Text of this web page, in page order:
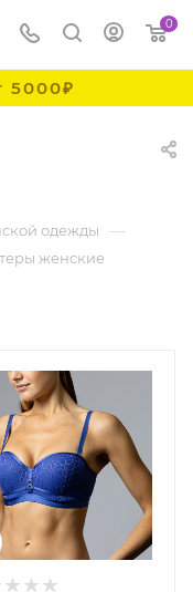
0
5000₽
одежды —
женские